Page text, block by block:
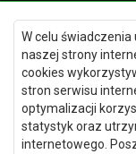
W celu
naszej strony
cookies
stron serwisu
optymalizacji
statystyk oraz
internetowego.